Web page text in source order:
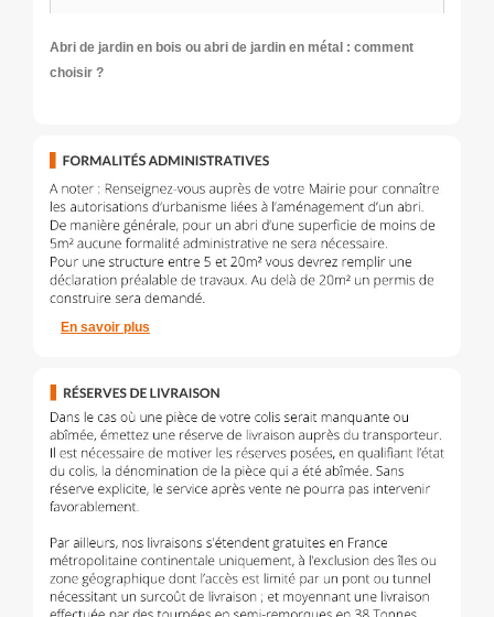
Abri de jardin en bois ou abri de jardin en métal : comment
choisir ?
En savoir plus